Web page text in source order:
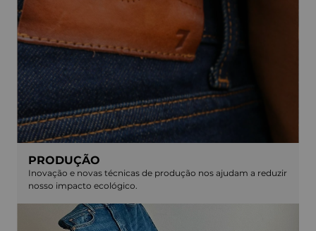
PRODUÇÃO
Inovação e novas técnicas de produção nos ajudam a reduzir
nosso impacto ecológico.